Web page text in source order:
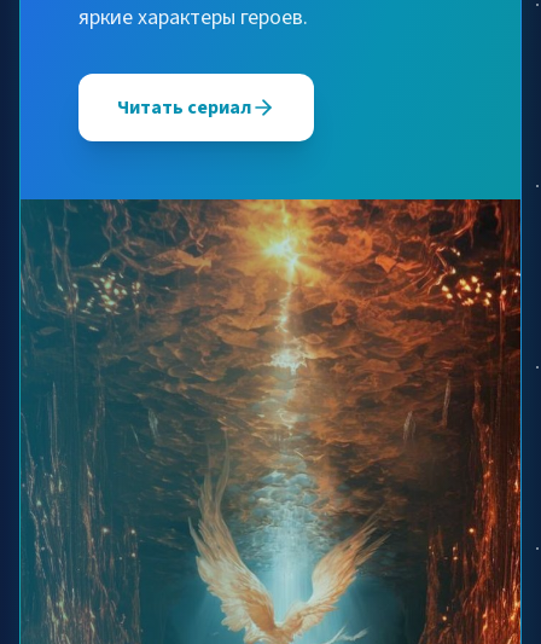
яркие характеры героев.
Читать сериал